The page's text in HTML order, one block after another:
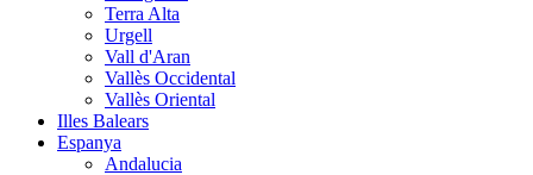
Terra Alta
Urgell
Vall d'Aran
Vallès Occidental
Vallès Oriental
Illes Balears
Espanya
Andalucia